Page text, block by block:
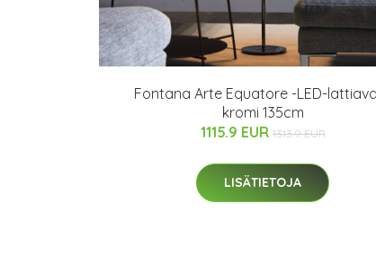
Fontana Arte Equatore -LED-
kromi 135cm
1115.9 EUR 1313.9 EUR
LISÄTIETOJA